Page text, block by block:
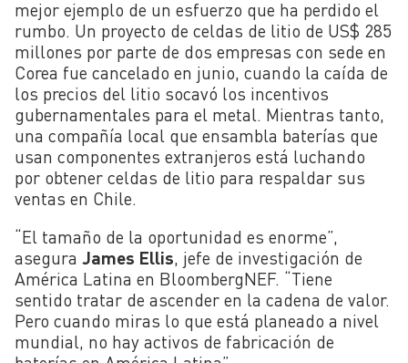
mejor ejemplo de un esfuerzo que ha perdido el
rumbo. Un proyecto de celdas de litio de US$ 285
millones por parte de dos empresas con sede en
Corea fue cancelado en junio, cuando la caída de
los precios del litio socavó los incentivos
gubernamentales para el metal. Mientras tanto,
una compañía local que ensambla baterías que
usan componentes extranjeros está luchando
por obtener celdas de litio para respaldar sus
ventas en Chile.
“El tamaño de la oportunidad es enorme”,
asegura James Ellis, jefe de investigación de
América Latina en BloombergNEF. “Tiene
sentido tratar de ascender en la cadena de valor.
Pero cuando miras lo que está planeado a nivel
mundial, no hay activos de fabricación de